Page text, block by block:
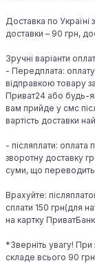
Доставка по
доставки – 90 грн,
Зручні варіанти
- Передплата:
відправкою товару
Приват24 або будь-
вам прийде у смс
вартість доставки
- післяплати: оплата
зворотну доставку
суми, що
Врахуйте:
сплати 150 грн(для
на картку
*Зверніть увагу! При
складе всього 90